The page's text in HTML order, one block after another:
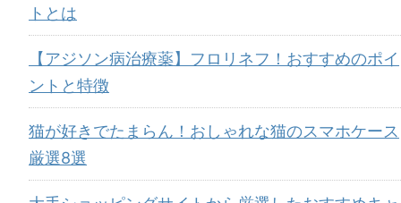
トとは
【アジソン病治療薬】フロリネフ！おすすめのポイ
ントと特徴
猫が好きでたまらん！おしゃれな猫のスマホケース
厳選8選